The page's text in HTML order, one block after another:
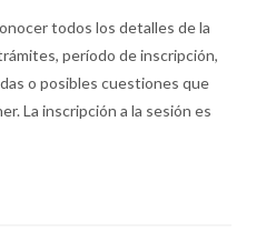
todos los detalles de la
período de inscripción,
o posibles cuestiones que
La inscripción a la sesión es